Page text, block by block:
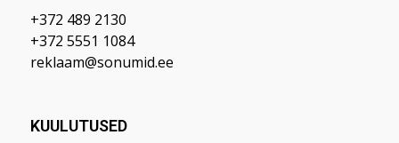
+372 489 2130
+372 5551 1084
reklaam@sonumid.ee
KUULUTUSED